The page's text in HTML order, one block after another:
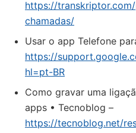
https://
chamadas/
Usar o app Telefone
https://
hl=pt-BR
Como gravar uma
apps • Tecnoblog –
https://tecnoblog.net/